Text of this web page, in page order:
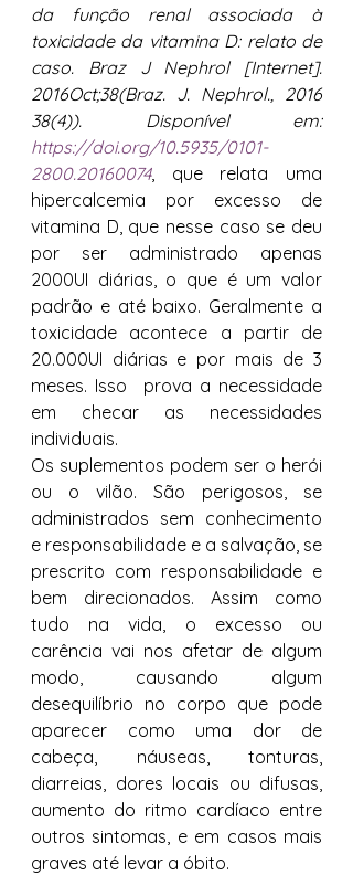
da função renal associada à
toxicidade da vitamina D: relato de
caso. Braz J Nephrol [Internet].
2016Oct;38(Braz. J. Nephrol., 2016
38(4)). Disponível em:
https://doi.org/10.5935/0101-
2800.20160074, que relata uma
hipercalcemia por excesso de
vitamina D, que nesse caso se deu
por ser administrado apenas
2000UI diárias, o que é um valor
padrão e até baixo. Geralmente a
toxicidade acontece a partir de
20.000UI diárias e por mais de 3
meses. Isso  prova a necessidade
em checar as necessidades
individuais.
Os suplementos podem ser o herói
ou o vilão. São perigosos, se
administrados sem conhecimento
e responsabilidade e a salvação, se
prescrito com responsabilidade e
bem direcionados. Assim como
tudo na vida, o excesso ou
carência vai nos afetar de algum
modo, causando algum
desequilíbrio no corpo que pode
aparecer como uma dor de
cabeça, náuseas, tonturas,
diarreias, dores locais ou difusas,
aumento do ritmo cardíaco entre
outros sintomas, e em casos mais
graves até levar a óbito.